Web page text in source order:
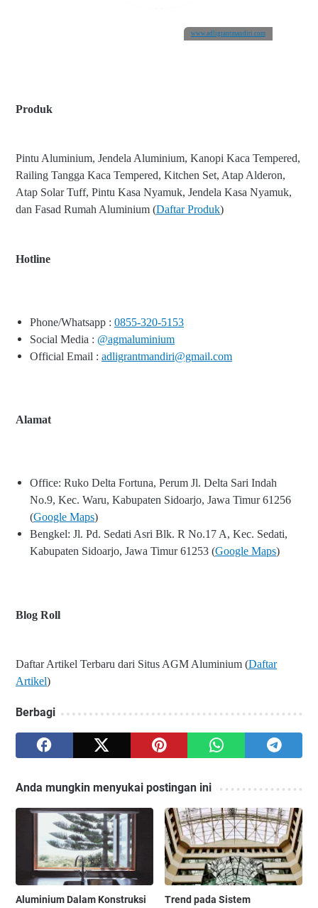
www.adligrantmandiri.com
Produk
Pintu Aluminium, Jendela Aluminium, Kanopi Kaca Tempered,
Railing Tangga Kaca Tempered, Kitchen Set, Atap Alderon,
Atap Solar Tuff, Pintu Kasa Nyamuk, Jendela Kasa Nyamuk,
dan Fasad Rumah Aluminium (Daftar Produk)
Hotline
Phone/Whatsapp : 0855-320-5153
Social Media : @agmaluminium
Official Email : adligrantmandiri@gmail.com
Alamat
Office: Ruko Delta Fortuna, Perum Jl. Delta Sari Indah
No.9, Kec. Waru, Kabupaten Sidoarjo, Jawa Timur 61256
(Google Maps)
Bengkel: Jl. Pd. Sedati Asri Blk. R No.17 A, Kec. Sedati,
Kabupaten Sidoarjo, Jawa Timur 61253 (Google Maps)
Blog Roll
Daftar Artikel Terbaru dari Situs AGM Aluminium (Daftar
Artikel)
Berbagi
Anda mungkin menyukai postingan ini
Aluminium Dalam Konstruksi
Trend pada Sistem